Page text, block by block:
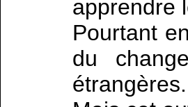
apprendre
Pourtant
du
étrangères.